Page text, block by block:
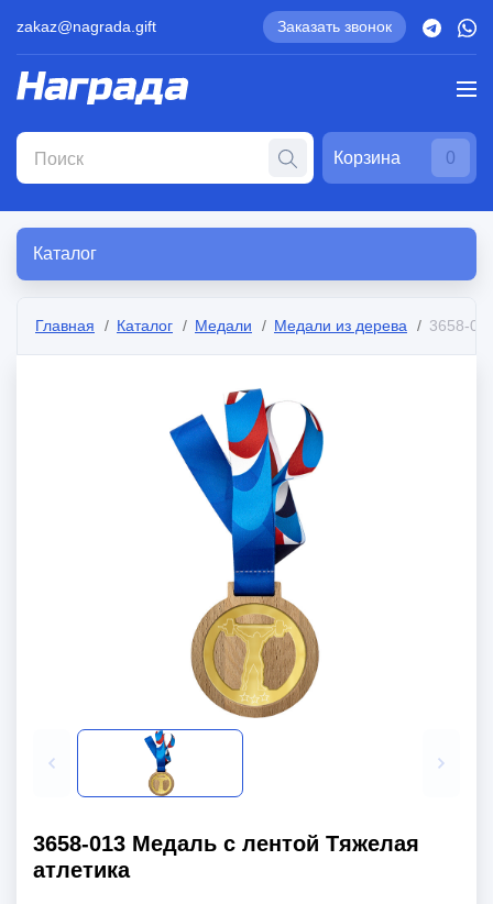
zakaz@nagrada.gift Заказать звонок
Корзина 0
Каталог
Главная Каталог Медали Медали из дерева 3658-
3658-013 Медаль с лентой Тяжелая
атлетика